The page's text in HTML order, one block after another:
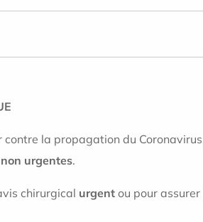
la propagation du
non urgentes.
chirurgical urgent ou pour